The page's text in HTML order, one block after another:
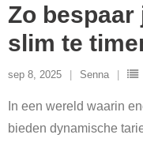
Zo
slim te
sep 8, 2025 Senna
In een wereld waarin
bieden dynamische